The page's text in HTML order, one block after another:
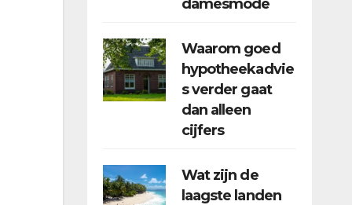
damesmode
Waarom goed
hypotheekadvie
s verder gaat
dan alleen
cijfers
Wat zijn de
laagste landen